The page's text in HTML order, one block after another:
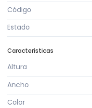
Código
Estado
Características
Altura
Ancho
Color